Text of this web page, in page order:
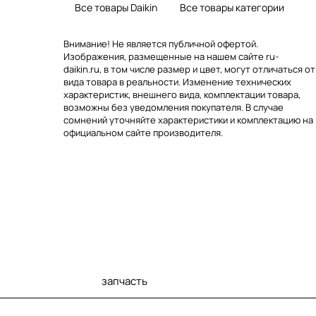
Все товары Daikin Все товары категории
Внимание! Не является публичной офертой.
Изображения, размещенные на нашем сайте ru-
daikin.ru, в том числе размер и цвет, могут отличаться от
вида товара в реальности. Изменение технических
характеристик, внешнего вида, комплектации товара,
возможны без уведомления покупателя. В случае
сомнений уточняйте характеристики и комплектацию на
официальном сайте производителя.
запчасть